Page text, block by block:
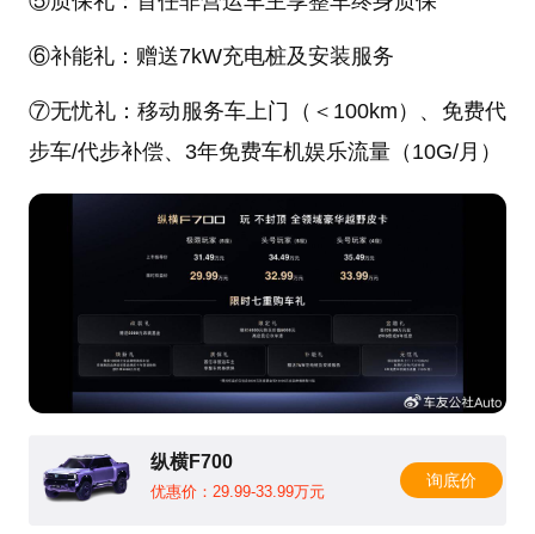
⑥补能礼：赠送7kW充电桩及安装服务
⑦无忧礼：移动服务车上门（＜100km）、免费代
步车/代步补偿、3年免费车机娱乐流量（10G/月）
纵横F700
优惠价：29.99-33.99万元
询底价